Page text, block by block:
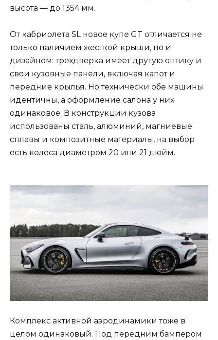
высота — до 1354 мм.
От кабриолета SL новое купе GT отличается не
только наличием жесткой крыши, но и
дизайном: трехдверка имеет другую оптику и
свои кузовные панели, включая капот и
передние крылья. Но технически обе машины
идентичны, а оформление салона у них
одинаковое. В конструкции кузова
использованы сталь, алюминий, магниевые
сплавы и композитные материалы, на выбор
есть колеса диаметром 20 или 21 дюйм.
Комплекс активной аэродинамики тоже в
целом одинаковый. Под передним бампером